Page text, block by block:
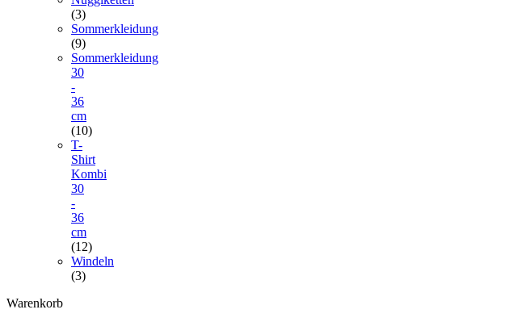
(3)
Sommerkleidung
(9)
Sommerkleidung
30
-
36
cm
(10)
T-
Shirt
Kombi
30
-
36
cm
(12)
Windeln
(3)
Warenkorb